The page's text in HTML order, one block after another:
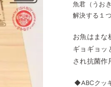
魚君（うお
解決する１
お魚はまな
ギョギョッ
され抗菌作
◆ABCクッ